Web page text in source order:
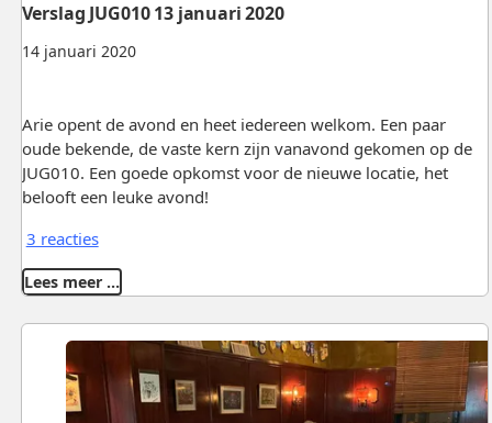
14 januari 2020
Verslag JUG010 13 januari 2020
Arie opent de avond en heet iedereen welkom. Een paar
oude bekende, de vaste kern zijn vanavond gekomen op de
JUG010. Een goede opkomst voor de nieuwe locatie, het
belooft een leuke avond!
3 reacties
Lees meer …